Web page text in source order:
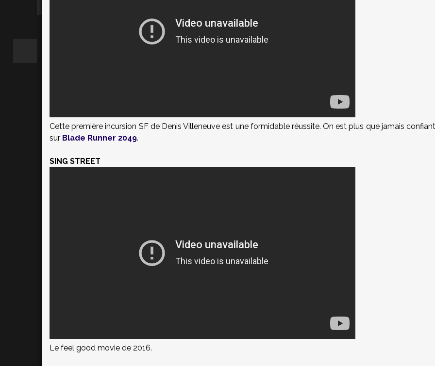
Cette première incursion SF de Denis Villeneuve est une formidable réussite. On est plus que jamais confiant
sur Blade Runner 2049.
SING STREET
Le feel good movie de 2016.